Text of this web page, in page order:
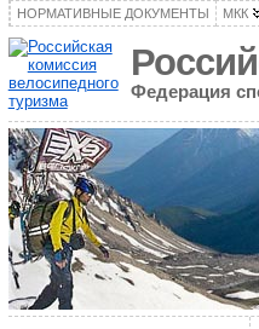
НОРМАТИВНЫЕ ДОКУМЕНТЫ МКК
Федерация